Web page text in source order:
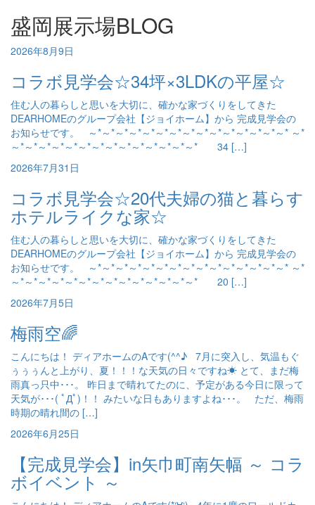
盛岡展示場BLOG
2026年8月9日
コラボ見学会☆34坪×3LDKの平屋☆
住む人の暮らしと思いを大切に、確かな家づくりをしてきた
DEARHOMEのグループ会社【ジョイホーム】から 完成見学会の
お知らせです。 ～*～*～*～*～*～*～*～*～*～*～*～*～*～*～* ～*
～*～*～*～*～*～*～*～*～*～*～*～*～*～* 34 […]
2026年7月31日
コラボ見学会☆20代夫婦の猫と暮らす
ホテルライクな家☆
住む人の暮らしと思いを大切に、確かな家づくりをしてきた
DEARHOMEのグループ会社【ジョイホーム】から 完成見学会の
お知らせです。 ～*～*～*～*～*～*～*～*～*～*～*～*～*～*～* ～*
～*～*～*～*～*～*～*～*～*～*～*～*～*～* 20 […]
2026年7月5日
梅雨空🌈
こんにちは！ ディアホームのAです(^^♪ 7月に突入し、気温もぐ
ぅぅぅんと上がり、夏！！！な天気の日々ですね☀ とて、まだ梅
雨真っ只中･･･。 昨日まで晴れてたのに、予定がある今日に限って
天気が･･･( ﾟДﾟ)！！ みたいな日もありますよね･･･。 ただ、梅雨
時期の晴れ間の […]
2026年6月25日
【完成見学会】in矢巾町南矢幅 ～ コラ
ボイベント ～